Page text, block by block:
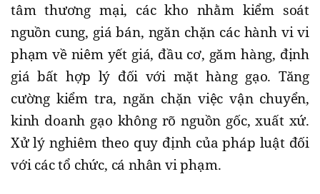
tâm thương mại, các kho nhằm kiểm soát
nguồn cung, giá bán, ngăn chặn các hành vi vi
phạm về niêm yết giá, đầu cơ, găm hàng, định
giá bất hợp lý đối với mặt hàng gạo. Tăng
cường kiểm tra, ngăn chặn việc vận chuyển,
kinh doanh gạo không rõ nguồn gốc, xuất xứ.
Xử lý nghiêm theo quy định của pháp luật đối
với các tổ chức, cá nhân vi phạm.